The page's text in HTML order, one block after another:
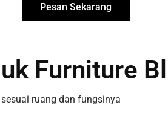
Pesan Sekarang
Furniture
ruang dan fungsinya